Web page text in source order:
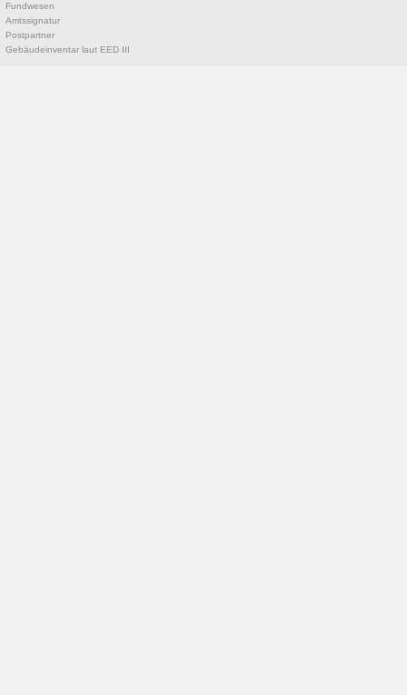
Fundwesen
Amtssignatur
Postpartner
Gebäudeinventar laut EED III